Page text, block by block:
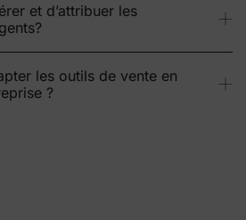
et d’attribuer les
les outils de vente en
?